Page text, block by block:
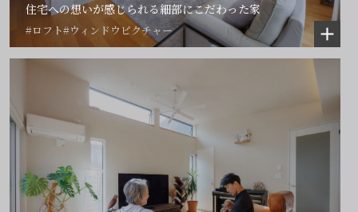
住宅への想いが感じられる細部にこだわった家
#ロフト#ウィンドウピクチャー